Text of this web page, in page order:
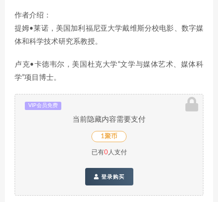
作者介绍：
提姆•莱诺，美国加利福尼亚大学戴维斯分校电影、数字媒
体和科学技术研究系教授。
卢克•卡德韦尔，美国杜克大学“文学与媒体艺术、媒体科
学”项目博士。
VIP会员免费
当前隐藏内容需要支付
1聚币
已有0人支付
登录购买